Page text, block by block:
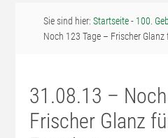
Sie sind hier:Startseite- 100.
Noch 123 Tage – Frischer
31.08.13 –
Frischer Glanz